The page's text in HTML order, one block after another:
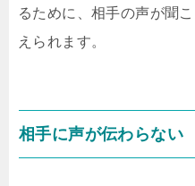
るために、相手の声が聞
えられます。
相手に声が伝わらない